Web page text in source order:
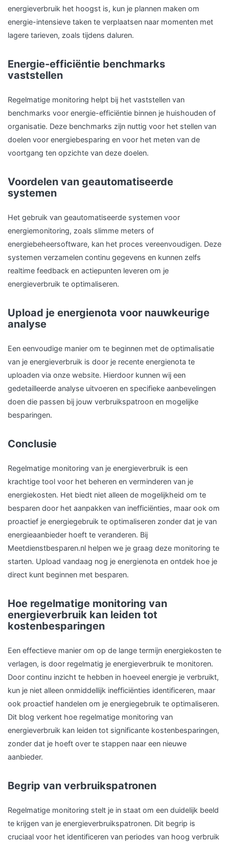
energieverbruik het hoogst is, kun je plannen maken om
energie-intensieve taken te verplaatsen naar momenten met
lagere tarieven, zoals tijdens daluren.
Energie-efficiëntie benchmarks
vaststellen
Regelmatige monitoring helpt bij het vaststellen van
benchmarks voor energie-efficiëntie binnen je huishouden of
organisatie. Deze benchmarks zijn nuttig voor het stellen van
doelen voor energiebesparing en voor het meten van de
voortgang ten opzichte van deze doelen.
Voordelen van geautomatiseerde
systemen
Het gebruik van geautomatiseerde systemen voor
energiemonitoring, zoals slimme meters of
energiebeheersoftware, kan het proces vereenvoudigen. Deze
systemen verzamelen continu gegevens en kunnen zelfs
realtime feedback en actiepunten leveren om je
energieverbruik te optimaliseren.
Upload je energienota voor nauwkeurige
analyse
Een eenvoudige manier om te beginnen met de optimalisatie
van je energieverbruik is door je recente energienota te
uploaden via onze website. Hierdoor kunnen wij een
gedetailleerde analyse uitvoeren en specifieke aanbevelingen
doen die passen bij jouw verbruikspatroon en mogelijke
besparingen.
Conclusie
Regelmatige monitoring van je energieverbruik is een
krachtige tool voor het beheren en verminderen van je
energiekosten. Het biedt niet alleen de mogelijkheid om te
besparen door het aanpakken van inefficiënties, maar ook om
proactief je energiegebruik te optimaliseren zonder dat je van
energieaanbieder hoeft te veranderen. Bij
Meetdienstbesparen.nl helpen we je graag deze monitoring te
starten. Upload vandaag nog je energienota en ontdek hoe je
direct kunt beginnen met besparen.
Hoe regelmatige monitoring van
energieverbruik kan leiden tot
kostenbesparingen
Een effectieve manier om op de lange termijn energiekosten te
verlagen, is door regelmatig je energieverbruik te monitoren.
Door continu inzicht te hebben in hoeveel energie je verbruikt,
kun je niet alleen onmiddellijk inefficiënties identificeren, maar
ook proactief handelen om je energiegebruik te optimaliseren.
Dit blog verkent hoe regelmatige monitoring van
energieverbruik kan leiden tot significante kostenbesparingen,
zonder dat je hoeft over te stappen naar een nieuwe
aanbieder.
Begrip van verbruikspatronen
Regelmatige monitoring stelt je in staat om een duidelijk beeld
te krijgen van je energieverbruikspatronen. Dit begrip is
cruciaal voor het identificeren van periodes van hoog verbruik